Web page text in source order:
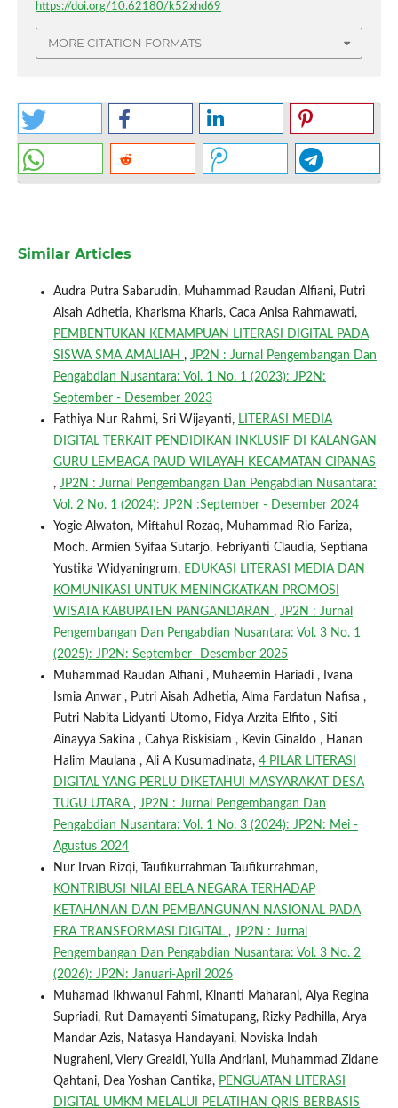
https://doi.org/10.62180/k52xhd69
MORE CITATION FORMATS
Similar Articles
Audra Putra Sabarudin, Muhammad Raudan Alfiani, Putri
Aisah Adhetia, Kharisma Kharis, Caca Anisa Rahmawati,
PEMBENTUKAN KEMAMPUAN LITERASI DIGITAL PADA
SISWA SMA AMALIAH , JP2N : Jurnal Pengembangan Dan
Pengabdian Nusantara: Vol. 1 No. 1 (2023): JP2N:
September - Desember 2023
Fathiya Nur Rahmi, Sri Wijayanti, LITERASI MEDIA
DIGITAL TERKAIT PENDIDIKAN INKLUSIF DI KALANGAN
GURU LEMBAGA PAUD WILAYAH KECAMATAN CIPANAS
, JP2N : Jurnal Pengembangan Dan Pengabdian Nusantara:
Vol. 2 No. 1 (2024): JP2N :September - Desember 2024
Yogie Alwaton, Miftahul Rozaq, Muhammad Rio Fariza,
Moch. Armien Syifaa Sutarjo, Febriyanti Claudia, Septiana
Yustika Widyaningrum, EDUKASI LITERASI MEDIA DAN
KOMUNIKASI UNTUK MENINGKATKAN PROMOSI
WISATA KABUPATEN PANGANDARAN , JP2N : Jurnal
Pengembangan Dan Pengabdian Nusantara: Vol. 3 No. 1
(2025): JP2N: September- Desember 2025
Muhammad Raudan Alfiani , Muhaemin Hariadi , Ivana
Ismia Anwar , Putri Aisah Adhetia, Alma Fardatun Nafisa ,
Putri Nabita Lidyanti Utomo, Fidya Arzita Elfito , Siti
Ainayya Sakina , Cahya Riskisiam , Kevin Ginaldo , Hanan
Halim Maulana , Ali A Kusumadinata, 4 PILAR LITERASI
DIGITAL YANG PERLU DIKETAHUI MASYARAKAT DESA
TUGU UTARA , JP2N : Jurnal Pengembangan Dan
Pengabdian Nusantara: Vol. 1 No. 3 (2024): JP2N: Mei -
Agustus 2024
Nur Irvan Rizqi, Taufikurrahman Taufikurrahman,
KONTRIBUSI NILAI BELA NEGARA TERHADAP
KETAHANAN DAN PEMBANGUNAN NASIONAL PADA
ERA TRANSFORMASI DIGITAL , JP2N : Jurnal
Pengembangan Dan Pengabdian Nusantara: Vol. 3 No. 2
(2026): JP2N: Januari-April 2026
Muhamad Ikhwanul Fahmi, Kinanti Maharani, Alya Regina
Supriadi, Rut Damayanti Simatupang, Rizky Padhilla, Arya
Mandar Azis, Natasya Handayani, Noviska Indah
Nugraheni, Viery Grealdi, Yulia Andriani, Muhammad Zidane
Qahtani, Dea Yoshan Cantika, PENGUATAN LITERASI
DIGITAL UMKM MELALUI PELATIHAN QRIS BERBASIS